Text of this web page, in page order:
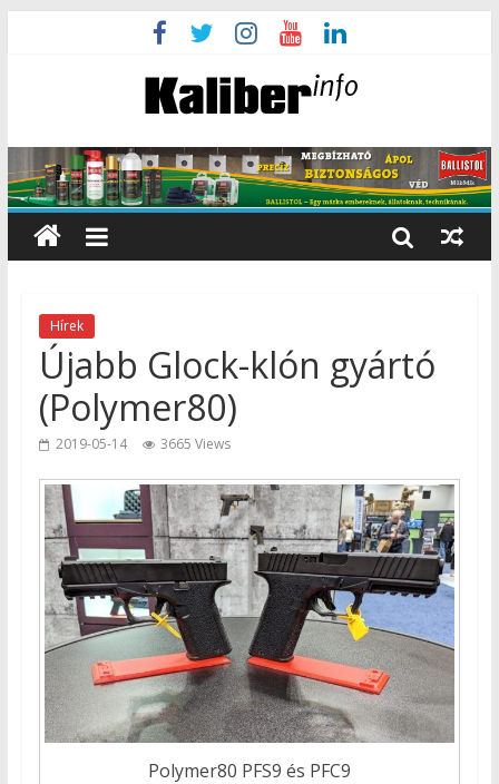
Hírek
Újabb Glock-klón gyártó
(Polymer80)
2019-05-14 3665 Views
Polymer80 PFS9 és PFC9